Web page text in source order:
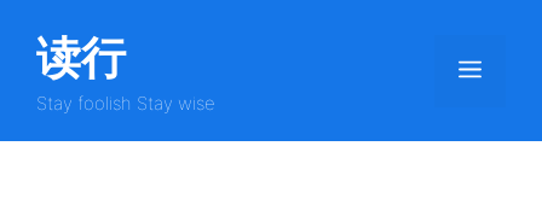
读行
Stay foolish Stay wise
菜
单